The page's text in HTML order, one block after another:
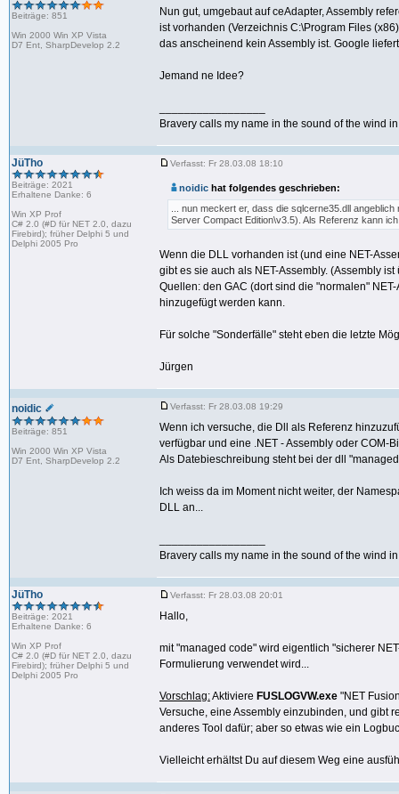
Beiträge: 851
Win 2000 Win XP Vista
D7 Ent, SharpDevelop 2.2
Nun gut, umgebaut auf ceAdapter, Assembly
ist vorhanden (Verzeichnis C:\Program Files
das anscheinend kein Assembly ist. Google
Jemand ne Idee?
Bravery calls my name in the sound of the wind
JüTho
Beiträge: 2021
Erhaltene Danke: 6
Win XP Prof
C# 2.0 (#D für NET 2.0, dazu
Firebird); früher Delphi 5 und
Delphi 2005 Pro
Verfasst: Fr 28.03.08 18:10
noidic hat folgendes geschrieben:
... nun meckert er, dass die sqlcerne35.dll
Server Compact Edition\v3.5). Als Referenz kann
Wenn die DLL vorhanden ist (und eine NET-
gibt es sie auch als NET-Assembly. (Assembly
Quellen: den GAC (dort sind die "normalen"
hinzugefügt werden kann.
Für solche "Sonderfälle" steht eben die letzte
Jürgen
noidic
Beiträge: 851
Win 2000 Win XP Vista
D7 Ent, SharpDevelop 2.2
Verfasst: Fr 28.03.08 19:29
Wenn ich versuche, die Dll als Referenz
verfügbar und eine .NET - Assembly oder COM-
Als Datebieschreibung steht bei der dll
Ich weiss da im Moment nicht weiter, der
DLL an...
Bravery calls my name in the sound of the wind
JüTho
Beiträge: 2021
Erhaltene Danke: 6
Win XP Prof
C# 2.0 (#D für NET 2.0, dazu
Firebird); früher Delphi 5 und
Delphi 2005 Pro
Verfasst: Fr 28.03.08 20:01
Hallo,
mit "managed code" wird eigentlich "sicherer
Formulierung verwendet wird...
Vorschlag:Aktiviere FUSLOGVW.exe "NET
Versuche, eine Assembly einzubinden, und gibt
anderes Tool dafür; aber so etwas wie ein
Vielleicht erhältst Du auf diesem Weg eine